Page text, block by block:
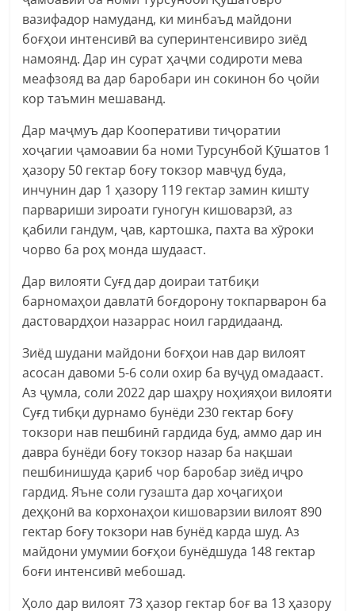
вазифадор намуданд, ки минбаъд майдони
боғҳои интенсивӣ ва суперинтенсивиро зиёд
намоянд. Дар ин сурат ҳаҷми содироти мева
меафзояд ва дар баробари ин сокинон бо ҷойи
кор таъмин мешаванд.
Дар маҷмуъ дар Кооперативи тиҷоратии
хоҷагии ҷамоавии ба номи Турсунбой Қӯшатов 1
ҳазору 50 гектар боғу токзор мавҷуд буда,
инчунин дар 1 ҳазору 119 гектар замин кишту
парвариши зироати гуногун кишоварзӣ, аз
қабили гандум, ҷав, картошка, пахта ва хӯроки
чорво ба роҳ монда шудааст.
Дар вилояти Суғд дар доираи татбиқи
барномаҳои давлатӣ боғдорону токпарварон ба
дастовардҳои назаррас ноил гардидаанд.
Зиёд шудани майдони боғҳои нав дар вилоят
асосан давоми 5-6 соли охир ба вуҷуд омадааст.
Аз ҷумла, соли 2022 дар шаҳру ноҳияҳои вилояти
Суғд тибқи дурнамо бунёди 230 гектар боғу
токзори нав пешбинӣ гардида буд, аммо дар ин
давра бунёди боғу токзор назар ба нақшаи
пешбинишуда қариб чор баробар зиёд иҷро
гардид. Яъне соли гузашта дар хоҷагиҳои
деҳқонӣ ва корхонаҳои кишоварзии вилоят 890
гектар боғу токзори нав бунёд карда шуд. Аз
майдони умумии боғҳои бунёдшуда 148 гектар
боғи интенсивӣ мебошад.
Ҳоло дар вилоят 73 ҳазор гектар боғ ва 13 ҳазору